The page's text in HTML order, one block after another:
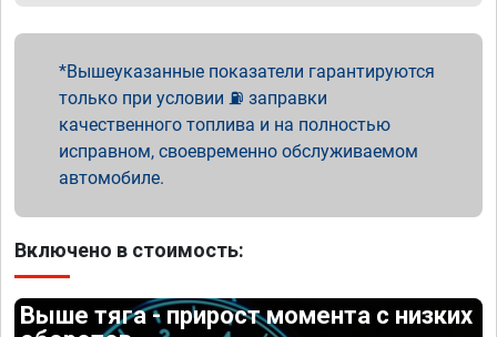
Вышеуказанные показатели гарантируются
только при условии ⛽ заправки
качественного топлива и на полностью
исправном, своевременно обслуживаемом
автомобиле.
Включено в стоимость:
Выше тяга - прирост момента с низких